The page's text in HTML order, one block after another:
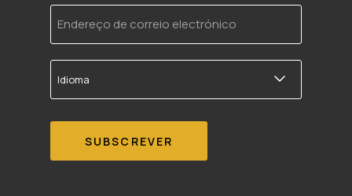
Endereço
de
correio
electrónico
Idioma